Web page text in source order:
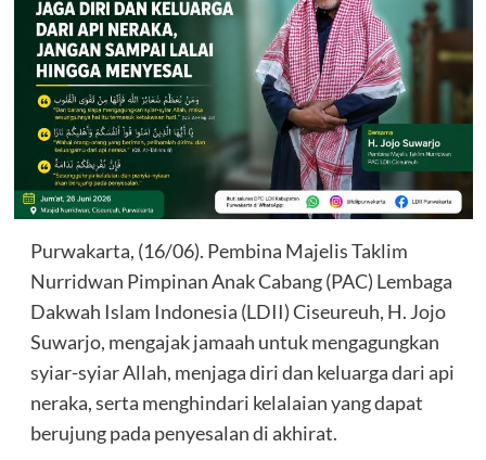
Purwakarta, (16/06). Pembina Majelis Taklim
Nurridwan Pimpinan Anak Cabang (PAC) Lembaga
Dakwah Islam Indonesia (LDII) Ciseureuh, H. Jojo
Suwarjo, mengajak jamaah untuk mengagungkan
syiar-syiar Allah, menjaga diri dan keluarga dari api
neraka, serta menghindari kelalaian yang dapat
berujung pada penyesalan di akhirat.